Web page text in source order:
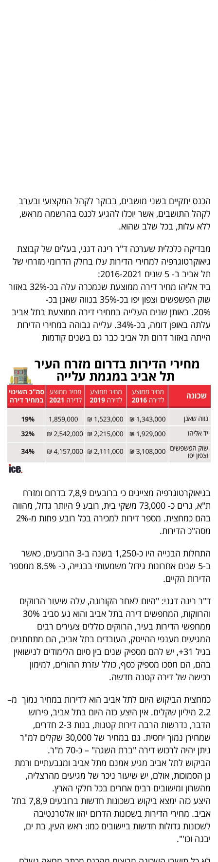
UNDER
40
שיתופי
פעולה
דרושים
ניוזלטרים
אדום
פרסמו
באייס
הכנס יתקיים בשני מושבים, בבוקר לקהל המקצועי ובערב
לקהל התושבים, אשר יוכלו להגיע לכנס בהרשמה מראש,
ללא עלות, בכל שלב שהוא.
מבדיקה כלכלית שערכה ד"ר רינה דגני, בעלים של קבוצת
גיאוקרטוגרפיה למחירי הדירות עלו בחלק הדרומי מזרחי של
תל אביב ב- 5 שנים 2016-2021:
ביד אליהו מחיר דירה ממוצעת שנמכרה עלה בכ-32% באזור
שוק הפשפשים וצפון יפו בכ-35% בנווה שאנן בכ-
20%. באותן שנים העלייה במחירי דירה ממוצעת בתל אביב
עלתה באופן דומה, בכ-34%. עלייה גבוהה במחירי הדירות
הייתה באזור דרום תל אביב כבר גם בשנים קודמות
בגיאוקרטוגרפיה מציינים כי ברובעים 7,8,9 בדרום ומזרח
ת"א, גרים כ- 73,000 משקי בית, רובע 9 היותר גדול, מהווה
בהם כמחצית. מספר דירות למכירה בכל רובע פחות מ-2%
מסה"כ הדירות.
התחלות הבנייה היו כ-1,250 בשנה ב-3 הרובעים, כאשר
ב-5 שנים אחרונות גידול משמעותי בבנייה, כ- 8.5% ממספר
הדירות הקיים.
ד"ר רינה דגני: "היום לאחר הקורונה, עלה שיעור הרווקים
והרווקות, המחפשים דירה בתל אביב והוא נע סביב 30%
ממחפשי הדירות בעיר, הרווקים כוללים צעירים רבים
המגיעים מענפי ההייטק, העובדים בתל אביב, הם מתחתנים
בגיל 31+, יש להם מספיק שנים בין סיום הלימודים לנישואין
בהם, הם חסכו מספיק כסף, כולל עזרת ההורים, למימון
רכישה של דירה קטנה חדשה.
כמחצית הביקוש היום לתל אביב הוא לדירות במחיר נמוך מ–
2.2 מיליון שקלים. אין היצע כזה היום בתל אביב, פירוש
הדבר, נדרשות הרבה דירות קטנות, בנות 2-3 חדרים,
שמחירן נמוך יחסית. גם במחיר של 30,000 שקלים למ"ר
ניתן יהיה לרכוש דירה "ברת השגה" – כ-70 מ"ר.
הביקוש לתל אביב מגיע אמנם מתל אביב ומגבעתיים ורמת
גן הסמוכות, אולם, יש שיעור ניכר של מגיעים מהרצליה,
מהשרון ומישובים רבים אחרים בכל חלקי הארץ.
היצע כזה ימצא ביקוש בשכונות חדשות ברובעים 7,8,9 בתל
אביב. מחירי הדירות בשכונות הדרום יהוו אלטרנטיבה
לשכונות גדולות חדשות ביישובים כמו: ראש העין, בת ים,
יבנה וכו'".